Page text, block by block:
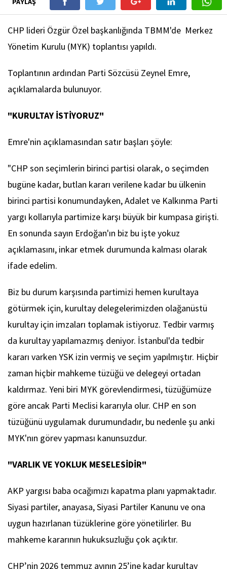
CHP lideri Özgür Özel başkanlığında TBMM'de Merkez
Yönetim Kurulu (MYK) toplantısı yapıldı.
Toplantının ardından Parti Sözcüsü Zeynel Emre,
açıklamalarda bulunuyor.
"KURULTAY İSTİYORUZ"
Emre'nin açıklamasından satır başları şöyle:
"CHP son seçimlerin birinci partisi olarak, o seçimden
bugüne kadar, butlan kararı verilene kadar bu ülkenin
birinci partisi konumundayken, Adalet ve Kalkınma Parti
yargı kollarıyla partimize karşı büyük bir kumpasa girişti.
En sonunda sayın Erdoğan'ın biz bu işte yokuz
açıklamasını, inkar etmek durumunda kalması olarak
ifade edelim.
Biz bu durum karşısında partimizi hemen kurultaya
götürmek için, kurultay delegelerimizden olağanüstü
kurultay için imzaları toplamak istiyoruz. Tedbir varmış
da kurultay yapılamazmış deniyor. İstanbul'da tedbir
kararı varken YSK izin vermiş ve seçim yapılmıştır. Hiçbir
zaman hiçbir mahkeme tüzüğü ve delegeyi ortadan
kaldırmaz. Yeni biri MYK görevlendirmesi, tüzüğümüze
göre ancak Parti Meclisi kararıyla olur. CHP en son
tüzüğünü uygulamak durumundadır, bu nedenle şu anki
MYK'nın görev yapması kanunsuzdur.
"VARLIK VE YOKLUK MESELESİDİR"
AKP yargısı baba ocağımızı kapatma planı yapmaktadır.
Siyasi partiler, anayasa, Siyasi Partiler Kanunu ve ona
uygun hazırlanan tüzüklerine göre yönetilirler. Bu
mahkeme kararının hukuksuzluğu çok açıktır.
CHP’nin 2026 temmuz ayının 25’ine kadar kurultay